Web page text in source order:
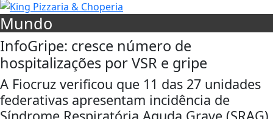
Mundo
InfoGripe: cresce número de
hospitalizações por VSR e gripe
A Fiocruz verificou que 11 das 27 unidades
federativas apresentam incidência de